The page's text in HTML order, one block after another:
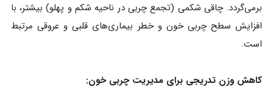
برمی‌گردد. چاقی شکمی (تجمع چربی در ناحیه شکم و پهلو) بیشتر، با
افزایش سطح چربی خون و خطر بیماری‌های قلبی و عروقی مرتبط
است.
کاهش وزن تدریجی برای مدیریت چربی خون: